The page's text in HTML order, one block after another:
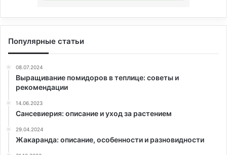
Популярные статьи
08.07.2024
Выращивание помидоров в теплице: советы и
рекомендации
14.06.2023
Сансевиерия: описание и уход за растением
29.04.2024
Жакаранда: описание, особенности и разновидности